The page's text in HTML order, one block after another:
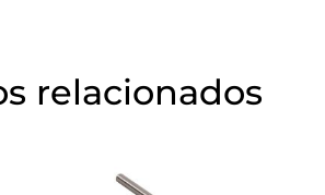
relacionados